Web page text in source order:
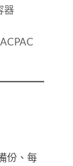
器
份、每